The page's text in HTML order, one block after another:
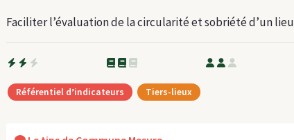
Faciliter l’évaluation de la circularité et sobriété d’un lieu
Référentiel d’indicateurs Tiers-lieux